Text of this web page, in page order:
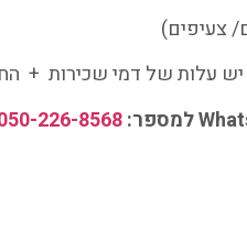
עלות של דמי שכירות +
226-8568